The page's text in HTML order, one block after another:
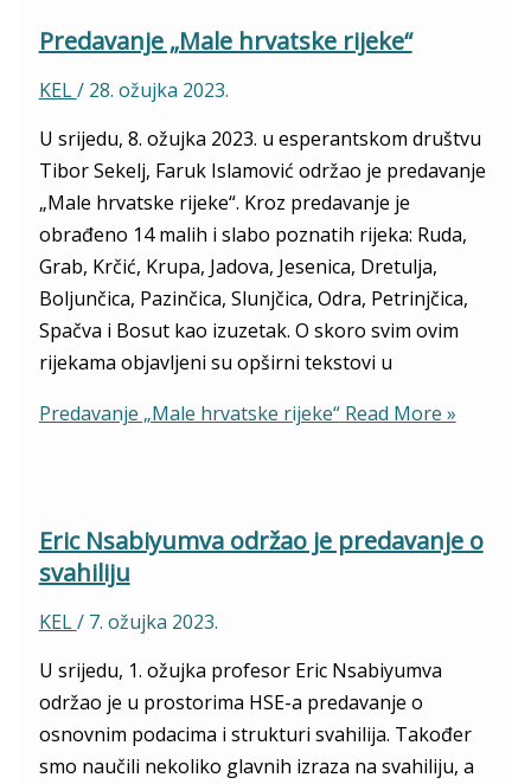
Predavanje „Male hrvatske rijeke“
KEL/ 28. ožujka 2023.
U srijedu, 8. ožujka 2023. u esperantskom društvu
Tibor Sekelj, Faruk Islamović održao je predavanje
„Male hrvatske rijeke“. Kroz predavanje je
obrađeno 14 malih i slabo poznatih rijeka: Ruda,
Grab, Krčić, Krupa, Jadova, Jesenica, Dretulja,
Boljunčica, Pazinčica, Slunjčica, Odra, Petrinjčica,
Spačva i Bosut kao izuzetak. O skoro svim ovim
rijekama objavljeni su opširni tekstovi u
Predavanje „Male hrvatske rijeke“Read More »
Eric Nsabiyumva održao je predavanje o
svahiliju
KEL/ 7. ožujka 2023.
U srijedu, 1. ožujka profesor Eric Nsabiyumva
održao je u prostorima HSE-a predavanje o
osnovnim podacima i strukturi svahilija. Također
smo naučili nekoliko glavnih izraza na svahiliju, a